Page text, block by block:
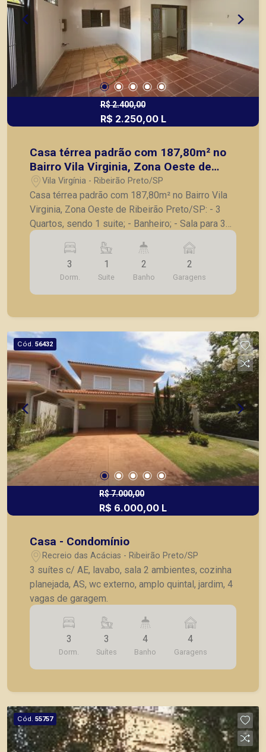
R$ 2.400,00
R$ 2.250,00 L
Casa térrea padrão com 187,80m² no
Bairro Vila Virginia, Zona Oeste de
Ribeirão Preto/SP:
Vila Virgínia - Ribeirão Preto/SP
Casa térrea padrão com 187,80m² no Bairro Vila
Virginia, Zona Oeste de Ribeirão Preto/SP: - 3
Quartos, sendo 1 suite; - Banheiro; - Sala para 3
ambientes; - Cozinha; - Despensa; - Lavanderia; -
Varanda gourmet com churrasqueira; - Quintal; - 2
Vagas de garagem, um carro grande e um
pequeno. A Piramid tem como objetivo atender
seus clientes com agilidade e segurança, em
Ribeirão Preto.
3
Dorm.
1
Suite
2
Banho
2
Garagens
Cód. 56432
R$ 7.000,00
R$ 6.000,00 L
Casa - Condomínio
Recreio das Acácias - Ribeirão Preto/SP
3 suítes c/ AE, lavabo, sala 2 ambientes, cozinha
planejada, AS, wc externo, amplo quintal, jardim, 4
vagas de garagem.
3
Dorm.
3
Suítes
4
Banho
4
Garagens
Cód. 55757